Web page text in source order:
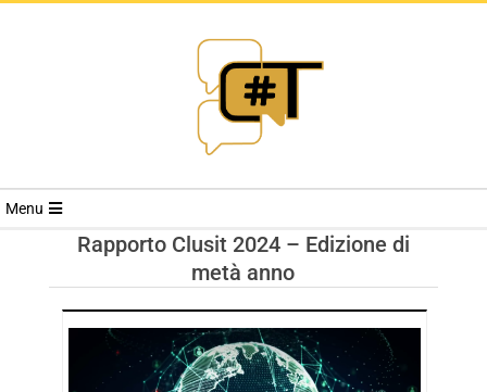
RIVISTA
TRENDS
Menu
Rapporto Clusit 2024 – Edizione di
metà anno